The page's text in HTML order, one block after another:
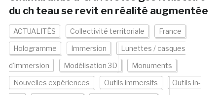
du ch teau se revit en réalité augmentée
ACTUALITÉS Collectivité territoriale France
Hologramme Immersion Lunettes / casques
d'immersion Modélisation 3D Monuments
Nouvelles expériences Outils immersifs Outils in-